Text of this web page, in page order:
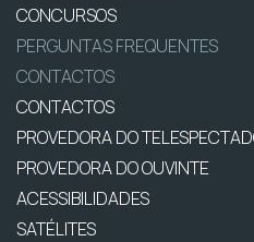
CONCURSOS
PERGUNTAS FREQUENTES
CONTACTOS
CONTACTOS
PROVEDORA DO
PROVEDORA DO OUVINTE
ACESSIBILIDADES
SATÉLITES